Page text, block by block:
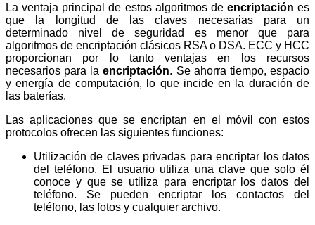
La ventaja principal de estos algoritmos de encriptación es
que la longitud de las claves necesarias para un
determinado nivel de seguridad es menor que para
algoritmos de encriptación clásicos RSA o DSA. ECC y HCC
proporcionan por lo tanto ventajas en los recursos
necesarios para laencriptación. Se ahorra tiempo, espacio
y energía de computación, lo que incide en la duración de
las baterías.
Las aplicaciones que se encriptan en el móvil con estos
protocolos ofrecen las siguientes funciones:
Utilización de claves privadas para encriptar los datos
del teléfono. El usuario utiliza una clave que solo él
conoce y que se utiliza para encriptar los datos del
teléfono. Se pueden encriptar los contactos del
teléfono, las fotos y cualquier archivo.